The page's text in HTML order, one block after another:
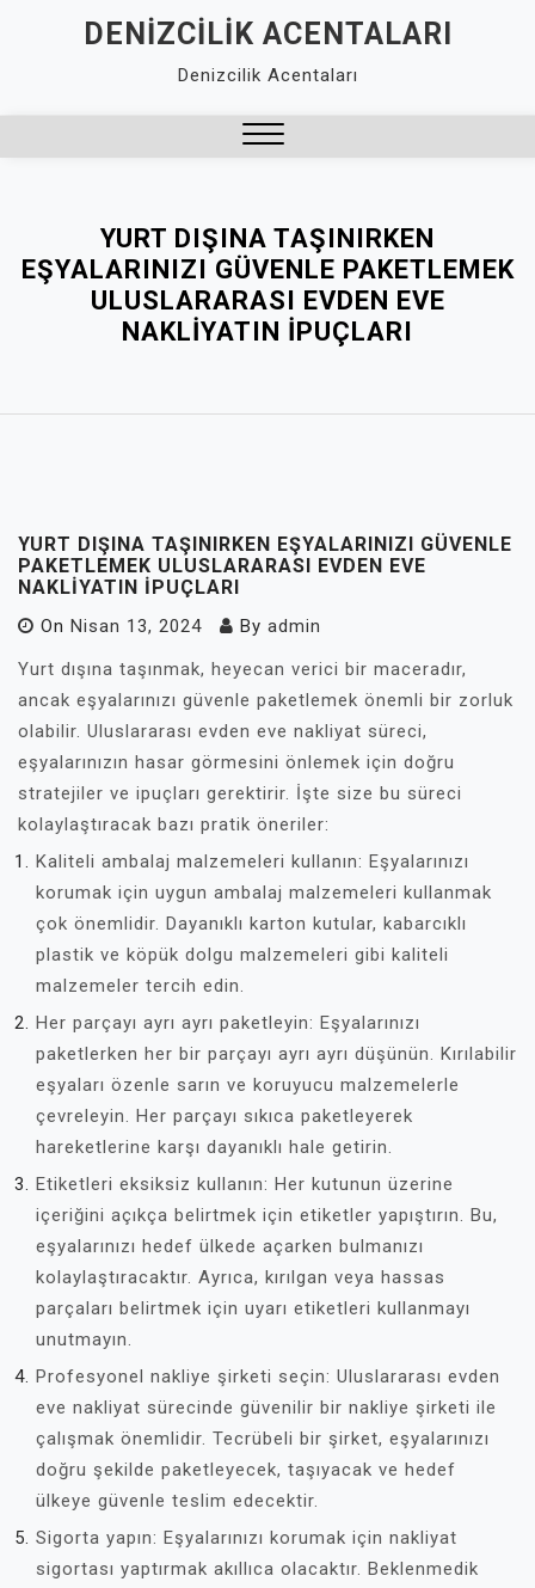
DENIZCILIK ACENTALARI
Denizcilik Acentaları
YURT DIŞINA TAŞINIRKEN
EŞYALARINIZI GÜVENLE PAKETLEMEK
ULUSLARARASI EVDEN EVE
NAKLIYATIN İPUÇLARI
YURT DIŞINA TAŞINIRKEN EŞYALARINIZI GÜVENLE
PAKETLEMEK ULUSLARARASI EVDEN EVE
NAKLIYATIN İPUÇLARI
On Nisan 13, 2024 By admin
Yurt dışına taşınmak, heyecan verici bir maceradır,
ancak eşyalarınızı güvenle paketlemek önemli bir zorluk
olabilir. Uluslararası evden eve nakliyat süreci,
eşyalarınızın hasar görmesini önlemek için doğru
stratejiler ve ipuçları gerektirir. İşte size bu süreci
kolaylaştıracak bazı pratik öneriler:
Kaliteli ambalaj malzemeleri kullanın: Eşyalarınızı
korumak için uygun ambalaj malzemeleri kullanmak
çok önemlidir. Dayanıklı karton kutular, kabarcıklı
plastik ve köpük dolgu malzemeleri gibi kaliteli
malzemeler tercih edin.
Her parçayı ayrı ayrı paketleyin: Eşyalarınızı
paketlerken her bir parçayı ayrı ayrı düşünün. Kırılabilir
eşyaları özenle sarın ve koruyucu malzemelerle
çevreleyin. Her parçayı sıkıca paketleyerek
hareketlerine karşı dayanıklı hale getirin.
Etiketleri eksiksiz kullanın: Her kutunun üzerine
içeriğini açıkça belirtmek için etiketler yapıştırın. Bu,
eşyalarınızı hedef ülkede açarken bulmanızı
kolaylaştıracaktır. Ayrıca, kırılgan veya hassas
parçaları belirtmek için uyarı etiketleri kullanmayı
unutmayın.
Profesyonel nakliye şirketi seçin: Uluslararası evden
eve nakliyat sürecinde güvenilir bir nakliye şirketi ile
çalışmak önemlidir. Tecrübeli bir şirket, eşyalarınızı
doğru şekilde paketleyecek, taşıyacak ve hedef
ülkeye güvenle teslim edecektir.
Sigorta yapın: Eşyalarınızı korumak için nakliyat
sigortası yaptırmak akıllıca olacaktır. Beklenmedik